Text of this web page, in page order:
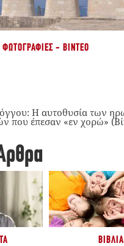
ΦΩΤΟΓΡΑΦΊΕΣ - ΒΊΝΤΕΟ
Η αυτοθυσία των
που έπεσαν «εν χορώ»
ΒΙΒΛΊΑ